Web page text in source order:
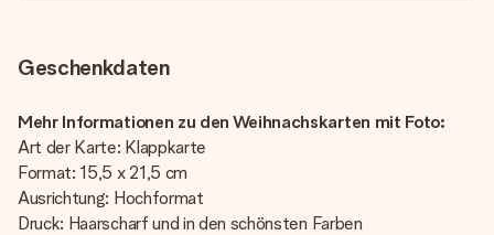
Geschenkdaten
Mehr Informationen zu den Weihnachskarten mit Foto:
Art der Karte: Klappkarte
Format: 15,5 x 21,5 cm
Ausrichtung: Hochformat
Druck: Haarscharf und in den schönsten Farben